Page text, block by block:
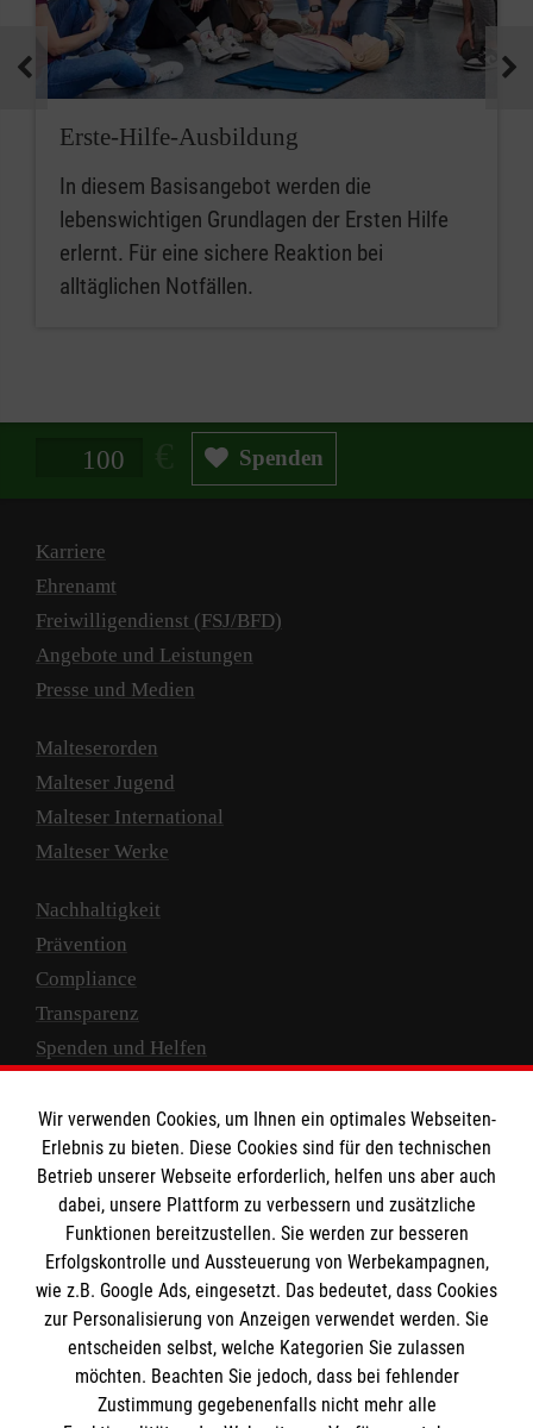
Erste-Hilfe-Ausbildung
In diesem Basisangebot werden die
lebenswichtigen Grundlagen der Ersten Hilfe
erlernt. Für eine sichere Reaktion bei
alltäglichen Notfällen.
Spendenbetrag in Euro Spenden
Karriere
Ehrenamt
Freiwilligendienst (FSJ/BFD)
Angebote und Leistungen
Presse und Medien
Malteserorden
Malteser Jugend
Malteser International
Malteser Werke
Nachhaltigkeit
Prävention
Compliance
Transparenz
Spenden und Helfen
Empfänger: Malteser Hilfsdienst e.V.
IBAN: DE10 3706 0120 1201 2000 12
BIC: GENODED 1PA7
Wir verwenden Cookies, um Ihnen ein optimales Webseiten-
Erlebnis zu bieten. Diese Cookies sind für den technischen
Betrieb unserer Webseite erforderlich, helfen uns aber auch
dabei, unsere Plattform zu verbessern und zusätzliche
Funktionen bereitzustellen. Sie werden zur besseren
Erfolgskontrolle und Aussteuerung von Werbekampagnen,
wie z.B. Google Ads, eingesetzt. Das bedeutet, dass Cookies
zur Personalisierung von Anzeigen verwendet werden. Sie
entscheiden selbst, welche Kategorien Sie zulassen
möchten. Beachten Sie jedoch, dass bei fehlender
Zustimmung gegebenenfalls nicht mehr alle